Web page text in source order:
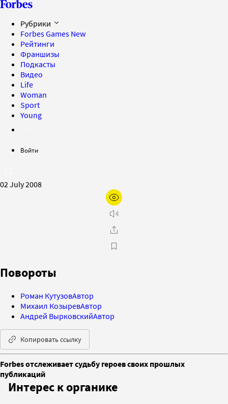
Рубрики
Forbes Games New
Рейтинги
Франшизы
Подкасты
Видео
Life
Woman
Sport
Young
Войти
02 July 2008
Повороты
Роман КутузовАвтор
Михаил КозыревАвтор
Андрей ВырковскийАвтор
Копировать ссылку
Forbes отслеживает судьбу героев своих прошлых
публикаций
Интерес к органике